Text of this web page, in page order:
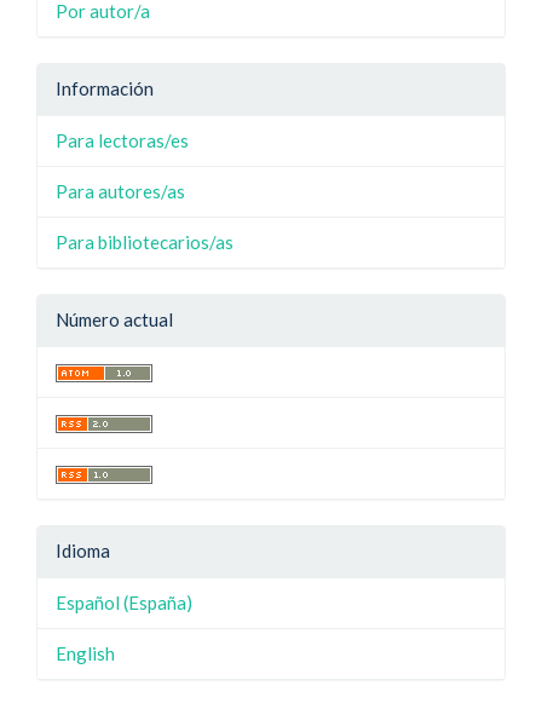
Por autor/a
Información
Para lectoras/es
Para autores/as
Para bibliotecarios/as
Número actual
Idioma
Español (España)
English